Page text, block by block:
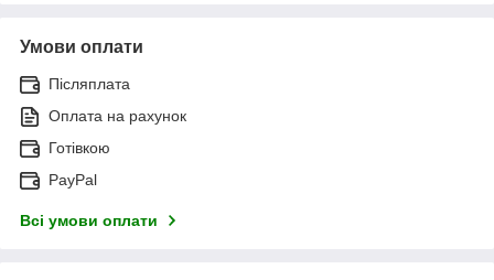
Умови оплати
Післяплата
Оплата на рахунок
Готівкою
PayPal
Всі умови оплати